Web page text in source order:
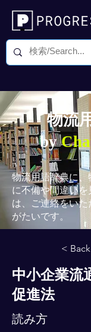
物流
by
物流用語辞典に、
に不備や間違い
は、ご連絡をい
がたいです。
<
中小企業流
促進法
読み方